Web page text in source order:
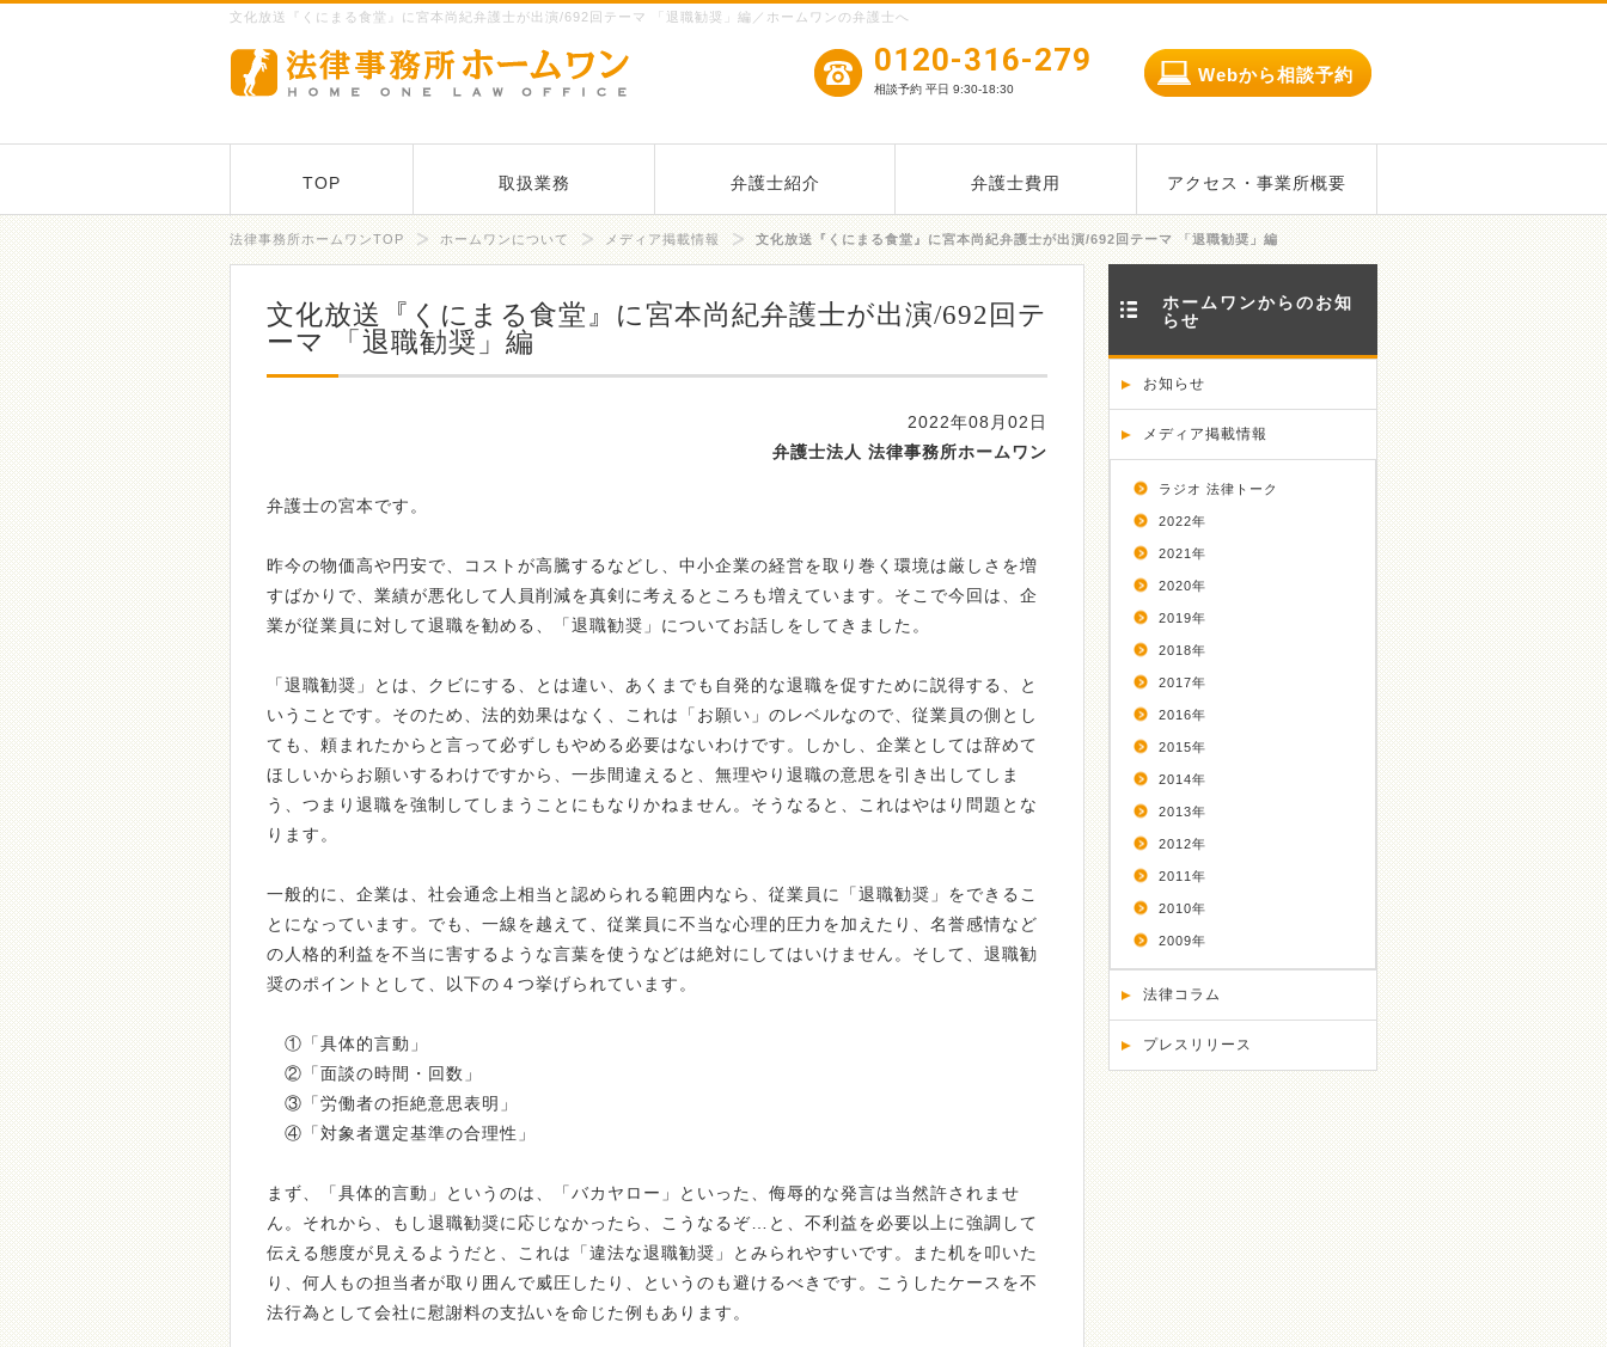
文化放送『くにまる食堂』に宮本尚紀弁護士が出演/692回テーマ 「退職勧奨」編／ホームワンの弁護士へ
0120-316-279
相談予約 平日 9:30-18:30
Webから相談予約
TOP 取扱業務 弁護士紹介 弁護士費用 アクセス・事業所概要
法律事務所ホームワンTOP ホームワンについて メディア掲載情報 文化放送『くにまる食堂』に宮本尚紀弁護士が出演/692回テーマ 「退職勧奨」編
文化放送『くにまる食堂』に宮本尚紀弁護士が出演/692回テ
ーマ 「退職勧奨」編
2022年08月02日
弁護士法人 法律事務所ホームワン
弁護士の宮本です。
昨今の物価高や円安で、コストが高騰するなどし、中小企業の経営を取り巻く環境は厳しさを増
すばかりで、業績が悪化して人員削減を真剣に考えるところも増えています。そこで今回は、企
業が従業員に対して退職を勧める、「退職勧奨」についてお話しをしてきました。
「退職勧奨」とは、クビにする、とは違い、あくまでも自発的な退職を促すために説得する、と
いうことです。そのため、法的効果はなく、これは「お願い」のレベルなので、従業員の側とし
ても、頼まれたからと言って必ずしもやめる必要はないわけです。しかし、企業としては辞めて
ほしいからお願いするわけですから、一歩間違えると、無理やり退職の意思を引き出してしま
う、つまり退職を強制してしまうことにもなりかねません。そうなると、これはやはり問題とな
ります。
一般的に、企業は、社会通念上相当と認められる範囲内なら、従業員に「退職勧奨」をできるこ
とになっています。でも、一線を越えて、従業員に不当な心理的圧力を加えたり、名誉感情など
の人格的利益を不当に害するような言葉を使うなどは絶対にしてはいけません。そして、退職勧
奨のポイントとして、以下の４つ挙げられています。
①「具体的言動」
②「面談の時間・回数」
③「労働者の拒絶意思表明」
④「対象者選定基準の合理性」
まず、「具体的言動」というのは、「バカヤロー」といった、侮辱的な発言は当然許されませ
ん。それから、もし退職勧奨に応じなかったら、こうなるぞ…と、不利益を必要以上に強調して
伝える態度が見えるようだと、これは「違法な退職勧奨」とみられやすいです。また机を叩いた
り、何人もの担当者が取り囲んで威圧したり、というのも避けるべきです。こうしたケースを不
法行為として会社に慰謝料の支払いを命じた例もあります。
ホームワンからのお知
らせ
お知らせ
メディア掲載情報
ラジオ 法律トーク
2022年
2021年
2020年
2019年
2018年
2017年
2016年
2015年
2014年
2013年
2012年
2011年
2010年
2009年
法律コラム
プレスリリース